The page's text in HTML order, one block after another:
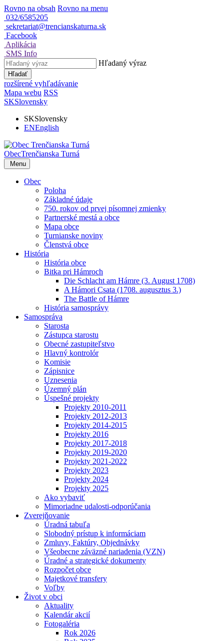
Rovno na obsah Rovno na menu
032/6585205
sekretariat@trencianskaturna.sk
Facebook
Aplikácia
SMS Info
Hľadaný výraz
Hľadať
rozšírené vyhľadávanie
Mapa webu RSS
SKSlovensky
SKSlovensky
ENEnglish
ObecTrenčianska Turná
Menu
Obec
Poloha
Základné údaje
750. rokov od prvej písomnej zmienky
Partnerské mestá a obce
Mapa obce
Turnianske noviny
Členstvá obce
História
História obce
Bitka pri Hámroch
Die Schlacht am Hámre (3. August 1708)
A Hámori Csata (1708. augusztus 3.)
The Battle of Hámre
História samosprávy
Samospráva
Starosta
Zástupca starostu
Obecné zastupiteľstvo
Hlavný kontrolór
Komisie
Zápisnice
Uznesenia
Územný plán
Úspešné projekty
Projekty 2010-2011
Projekty 2012-2013
Projekty 2014-2015
Projekty 2016
Projekty 2017-2018
Projekty 2019-2020
Projekty 2021-2022
Projekty 2023
Projekty 2024
Projekty 2025
Ako vybaviť
Mimoriadne udalosti-odporúčania
Zverejňovanie
Úradná tabuľa
Slobodný prístup k informáciam
Zmluvy, Faktúry, Objednávky
Všeobecne záväzné nariadenia (VZN)
Úradné a strategické dokumenty
Rozpočet obce
Majetkové transfery
Voľby
Život v obci
Aktuality
Kalendár akcií
Fotogaléria
Rok 2026